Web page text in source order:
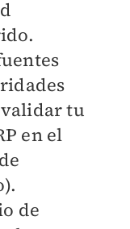
tu
en el
de